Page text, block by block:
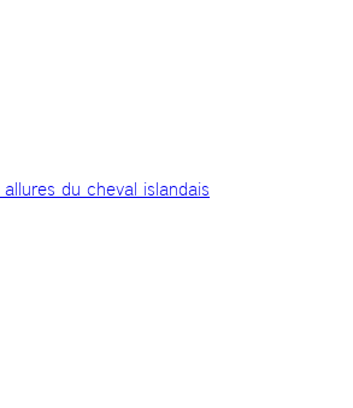
du cheval islandais